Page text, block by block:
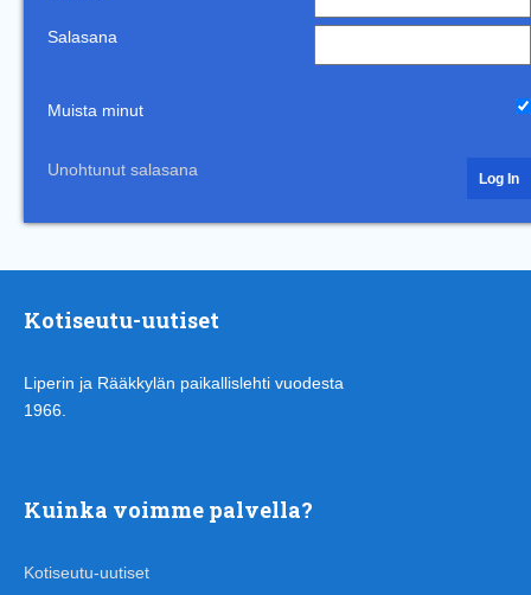
Salasana
Muista minut
Unohtunut salasana
Kotiseutu-uutiset
Liperin ja Rääkkylän paikallislehti vuodesta
1966.
Kuinka voimme palvella?
Kotiseutu-uutiset